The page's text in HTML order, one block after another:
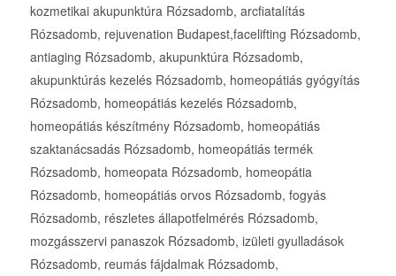
kozmetikai akupunktúra Rózsadomb, arcfiatalítás
Rózsadomb, rejuvenation Budapest,facelifting Rózsadomb,
antiaging Rózsadomb, akupunktúra Rózsadomb,
akupunktúrás kezelés Rózsadomb, homeopátiás gyógyítás
Rózsadomb, homeopátiás kezelés Rózsadomb,
homeopátiás készítmény Rózsadomb, homeopátiás
szaktanácsadás Rózsadomb, homeopátiás termék
Rózsadomb, homeopata Rózsadomb, homeopátia
Rózsadomb, homeopátiás orvos Rózsadomb, fogyás
Rózsadomb, részletes állapotfelmérés Rózsadomb,
mozgásszervi panaszok Rózsadomb, izületi gyulladások
Rózsadomb, reumás fájdalmak Rózsadomb,